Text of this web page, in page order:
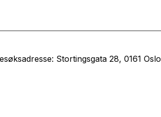
Stortingsgata 28, 0161 Oslo